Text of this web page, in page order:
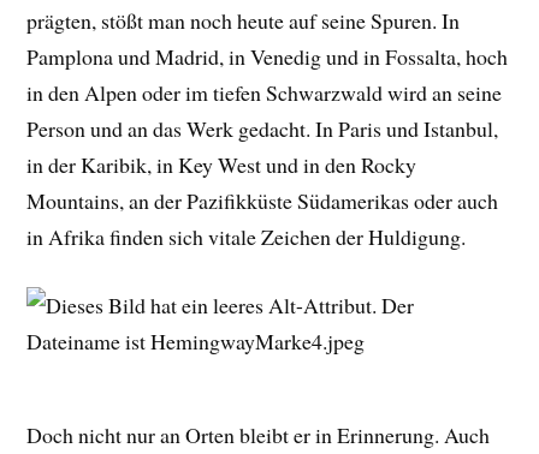
prägten, stößt man noch heute auf seine Spuren. In
Pamplona und Madrid, in Venedig und in Fossalta, hoch
in den Alpen oder im tiefen Schwarzwald wird an seine
Person und an das Werk gedacht. In Paris und Istanbul,
in der Karibik, in Key West und in den Rocky
Mountains, an der Pazifikküste Südamerikas oder auch
in Afrika finden sich vitale Zeichen der Huldigung.
Doch nicht nur an Orten bleibt er in Erinnerung. Auch